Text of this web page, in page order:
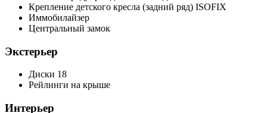
Крепление детского кресла (задний ряд) ISOFIX
Иммобилайзер
Центральный замок
Экстерьер
Диски 18
Рейлинги на крыше
Интерьер